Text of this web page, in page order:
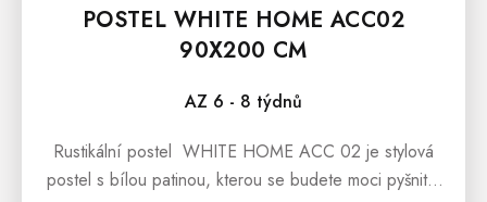
POSTEL WHITE HOME ACC02
90X200 CM
AZ 6 - 8 týdnů
Rustikální postel WHITE HOME ACC 02 je stylová
postel s bílou patinou, kterou se budete moci pyšnit v